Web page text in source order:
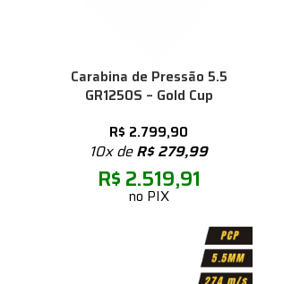
Carabina de Pressão 5.5
GR1250S – Gold Cup
R$ 2.799,90
10x deR$279,99
R$ 2.519,91
no PIX